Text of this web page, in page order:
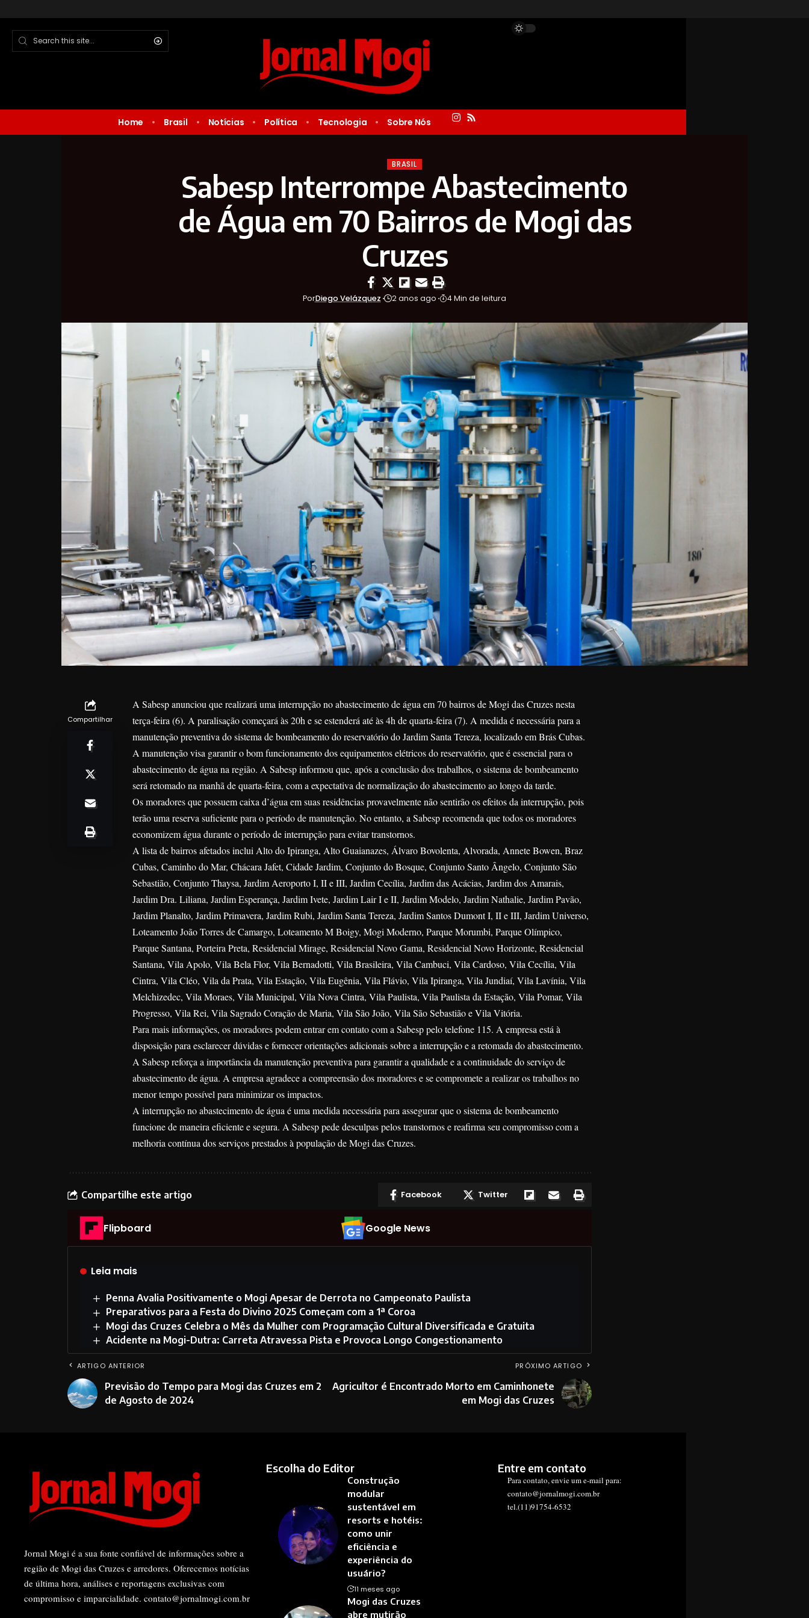
Home Brasil Notícias Política Tecnologia Sobre Nós
BRASIL
Sabesp Interrompe Abastecimento
de Água em 70 Bairros de Mogi das
Cruzes
PorDiego Velázquez 2 anos ago 4 Min de leitura
Compartilhar
A Sabesp anunciou que realizará uma interrupção no abastecimento de água em 70 bairros de Mogi das Cruzes nesta
terça-feira (6). A paralisação começará às 20h e se estenderá até às 4h de quarta-feira (7). A medida é necessária para a
manutenção preventiva do sistema de bombeamento do reservatório do Jardim Santa Tereza, localizado em Brás Cubas.
A manutenção visa garantir o bom funcionamento dos equipamentos elétricos do reservatório, que é essencial para o
abastecimento de água na região. A Sabesp informou que, após a conclusão dos trabalhos, o sistema de bombeamento
será retomado na manhã de quarta-feira, com a expectativa de normalização do abastecimento ao longo da tarde.
Os moradores que possuem caixa d’água em suas residências provavelmente não sentirão os efeitos da interrupção, pois
terão uma reserva suficiente para o período de manutenção. No entanto, a Sabesp recomenda que todos os moradores
economizem água durante o período de interrupção para evitar transtornos.
A lista de bairros afetados inclui Alto do Ipiranga, Alto Guaianazes, Álvaro Bovolenta, Alvorada, Annete Bowen, Braz
Cubas, Caminho do Mar, Chácara Jafet, Cidade Jardim, Conjunto do Bosque, Conjunto Santo Ângelo, Conjunto São
Sebastião, Conjunto Thaysa, Jardim Aeroporto I, II e III, Jardim Cecília, Jardim das Acácias, Jardim dos Amarais,
Jardim Dra. Liliana, Jardim Esperança, Jardim Ivete, Jardim Lair I e II, Jardim Modelo, Jardim Nathalie, Jardim Pavão,
Jardim Planalto, Jardim Primavera, Jardim Rubi, Jardim Santa Tereza, Jardim Santos Dumont I, II e III, Jardim Universo,
Loteamento João Torres de Camargo, Loteamento M Boigy, Mogi Moderno, Parque Morumbi, Parque Olímpico,
Parque Santana, Porteira Preta, Residencial Mirage, Residencial Novo Gama, Residencial Novo Horizonte, Residencial
Santana, Vila Apolo, Vila Bela Flor, Vila Bernadotti, Vila Brasileira, Vila Cambuci, Vila Cardoso, Vila Cecília, Vila
Cintra, Vila Cléo, Vila da Prata, Vila Estação, Vila Eugênia, Vila Flávio, Vila Ipiranga, Vila Jundiaí, Vila Lavínia, Vila
Melchizedec, Vila Moraes, Vila Municipal, Vila Nova Cintra, Vila Paulista, Vila Paulista da Estação, Vila Pomar, Vila
Progresso, Vila Rei, Vila Sagrado Coração de Maria, Vila São João, Vila São Sebastião e Vila Vitória.
Para mais informações, os moradores podem entrar em contato com a Sabesp pelo telefone 115. A empresa está à
disposição para esclarecer dúvidas e fornecer orientações adicionais sobre a interrupção e a retomada do abastecimento.
A Sabesp reforça a importância da manutenção preventiva para garantir a qualidade e a continuidade do serviço de
abastecimento de água. A empresa agradece a compreensão dos moradores e se compromete a realizar os trabalhos no
menor tempo possível para minimizar os impactos.
A interrupção no abastecimento de água é uma medida necessária para assegurar que o sistema de bombeamento
funcione de maneira eficiente e segura. A Sabesp pede desculpas pelos transtornos e reafirma seu compromisso com a
melhoria contínua dos serviços prestados à população de Mogi das Cruzes.
Compartilhe este artigo Facebook Twitter
Flipboard Google News
Leia mais
Penna Avalia Positivamente o Mogi Apesar de Derrota no Campeonato Paulista
Preparativos para a Festa do Divino 2025 Começam com a 1ª Coroa
Mogi das Cruzes Celebra o Mês da Mulher com Programação Cultural Diversificada e Gratuita
Acidente na Mogi-Dutra: Carreta Atravessa Pista e Provoca Longo Congestionamento
ARTIGO ANTERIOR
Previsão do Tempo para Mogi das Cruzes em 2
de Agosto de 2024
PRÓXIMO ARTIGO
Agricultor é Encontrado Morto em Caminhonete
em Mogi das Cruzes
Jornal Mogi é a sua fonte confiável de informações sobre a
região de Mogi das Cruzes e arredores. Oferecemos notícias
de última hora, análises e reportagens exclusivas com
compromisso e imparcialidade. contato@jornalmogi.com.br
Escolha do Editor
Construção
modular
sustentável em
resorts e hotéis:
como unir
eficiência e
experiência do
usuário?
11 meses ago
Mogi das Cruzes
abre mutirão
Entre em contato
Para contato, envie um e-mail para:
contato@jornalmogi.com.br
tel.(11)91754-6532